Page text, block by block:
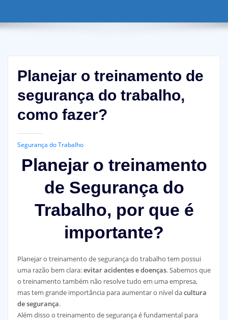
Planejar o treinamento de
segurança do trabalho,
como fazer?
Segurança do Trabalho
Planejar o treinamento
de Segurançado
Trabalho, por que é
importante?
Planejar o treinamento de segurança do trabalho tem possui
uma razão bem clara:evitar acidentes e doenças. Sabemos que
o treinamento também não resolve tudo em uma empresa,
mas tem grande importância para aumentar o nível dacultura
de segurança.
Além disso o treinamento de segurança é fundamental para